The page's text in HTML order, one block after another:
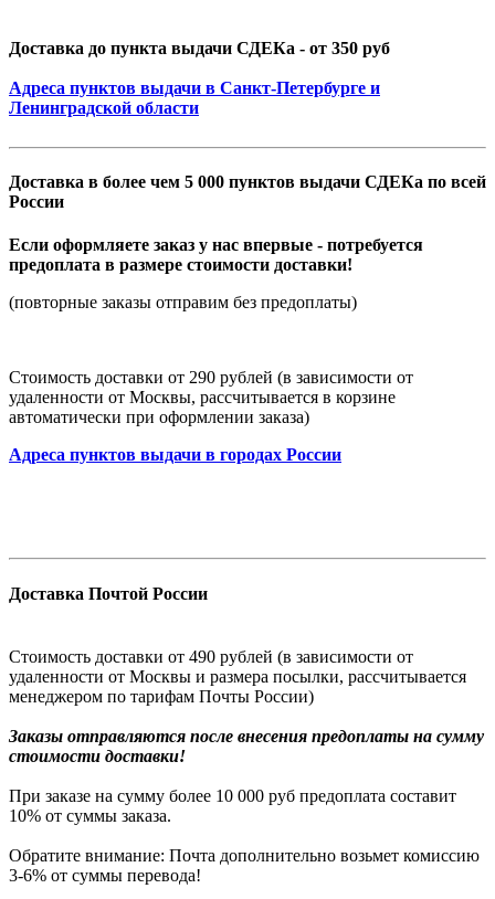
Доставка до пункта выдачи СДЕКа - от 350 руб
Адреса пунктов выдачи в Санкт-Петербурге и
Ленинградской области
Доставка в более чем 5 000 пунктов выдачи СДЕКа по всей
России
Если оформляете заказ у нас впервые - потребуется
предоплата в размере стоимости доставки!
(повторные заказы отправим без предоплаты)
Стоимость доставки от 290 рублей (в зависимости от
удаленности от Москвы, рассчитывается в корзине
автоматически при оформлении заказа)
Адреса пунктов выдачи в городах России
Доставка Почтой России
Стоимость доставки от 490 рублей (в зависимости от
удаленности от Москвы и размера посылки, рассчитывается
менеджером по тарифам Почты России)
Заказы отправляются после внесения предоплаты на сумму
стоимости доставки!
При заказе на сумму более 10 000 руб предоплата составит
10% от суммы заказа.
Обратите внимание: Почта дополнительно возьмет комиссию
3-6% от суммы перевода!